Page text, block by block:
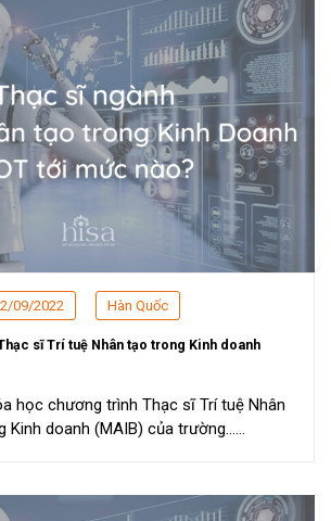
09/2022 Hàn Quốc
sĩ Trí tuệ Nhân tạo trong Kinh doanh
học chương trình Thạc sĩ Trí tuệ Nhân
Kinh doanh (MAIB) của trường...